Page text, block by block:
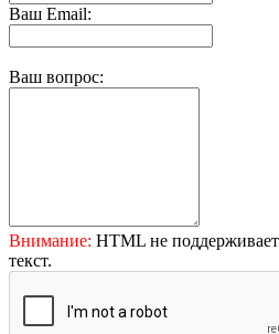
Ваш Email:
Ваш вопрос:
Внимание: HTML не
текст.